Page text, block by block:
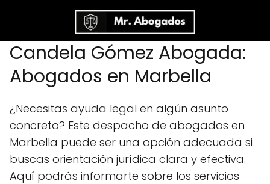
Candela Gómez Abogada:
Abogados en Marbella
¿Necesitas ayuda legal en algún asunto
concreto? Este despacho de abogados en
Marbella puede ser una opción adecuada si
buscas orientación jurídica clara y efectiva.
Aquí podrás informarte sobre los servicios